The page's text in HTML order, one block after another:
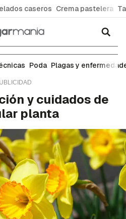
caseros Crema pastelera
Poda Plagas y
y cuidados de
planta